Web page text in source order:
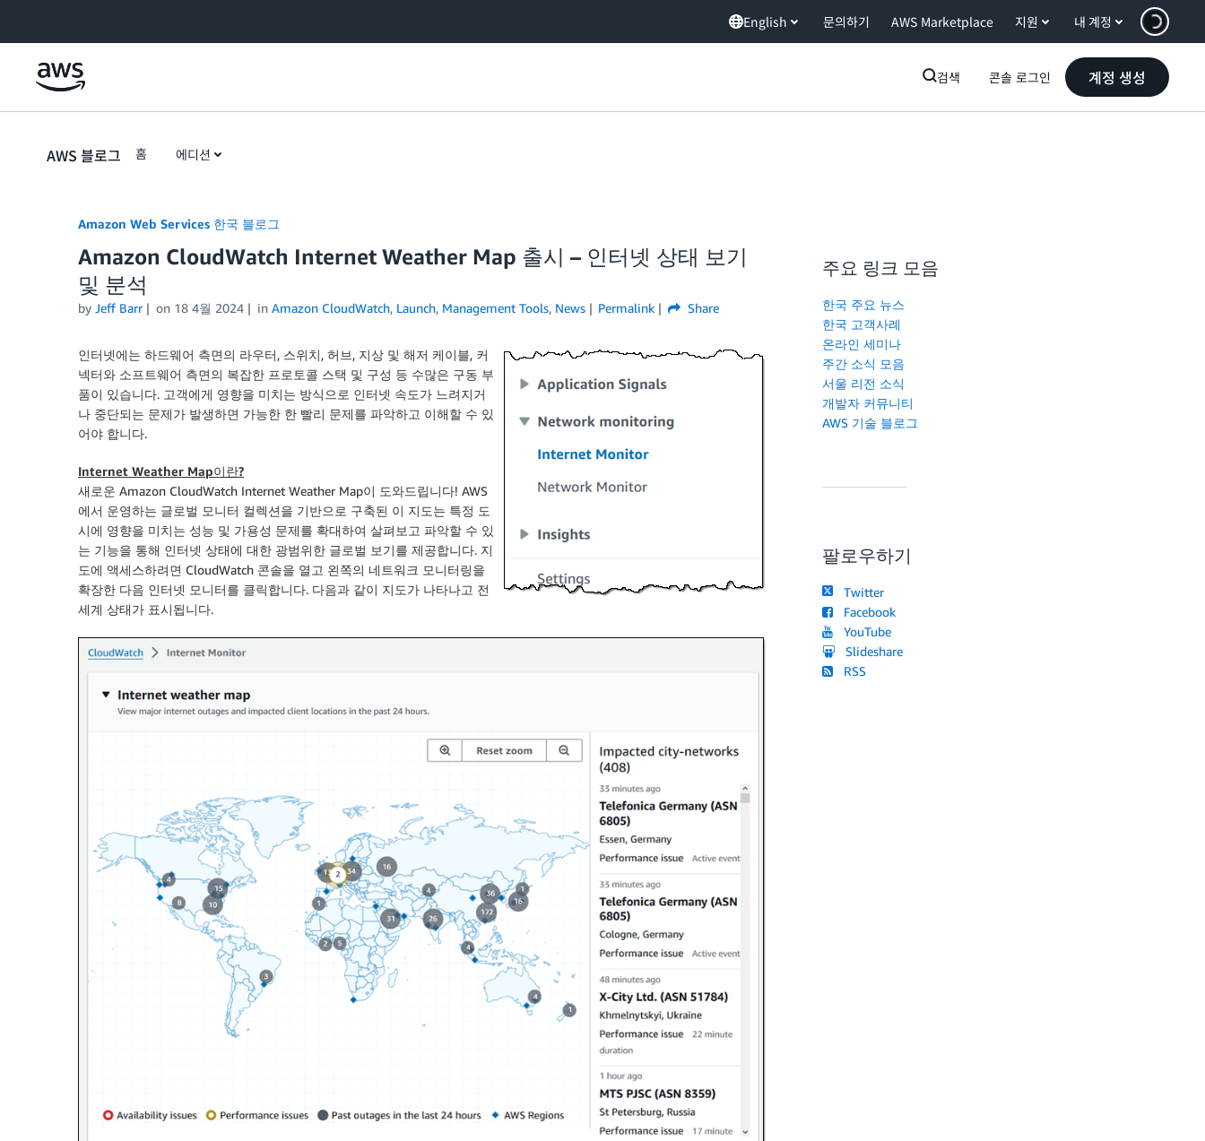
English 문의하기 AWS Marketplace 지원 내 계정
검색 콘솔 로그인 계정 생성
AWS 블로그 홈 에디션
Amazon Web Services 한국 블로그
Amazon CloudWatch Internet Weather Map 출시 – 인터넷 상태 보기
및 분석
by Jeff Barr on 18 4월 2024 in Amazon CloudWatch, Launch, Management Tools, News Permalink Share
인터넷에는 하드웨어 측면의 라우터, 스위치, 허브, 지상 및 해저 케이블, 커
넥터와 소프트웨어 측면의 복잡한 프로토콜 스택 및 구성 등 수많은 구동 부
품이 있습니다. 고객에게 영향을 미치는 방식으로 인터넷 속도가 느려지거
나 중단되는 문제가 발생하면 가능한 한 빨리 문제를 파악하고 이해할 수 있
어야 합니다.
Internet Weather Map이란?
새로운 Amazon CloudWatch Internet Weather Map이 도와드립니다! AWS
에서 운영하는 글로벌 모니터 컬렉션을 기반으로 구축된 이 지도는 특정 도
시에 영향을 미치는 성능 및 가용성 문제를 확대하여 살펴보고 파악할 수 있
는 기능을 통해 인터넷 상태에 대한 광범위한 글로벌 보기를 제공합니다. 지
도에 액세스하려면 CloudWatch 콘솔을 열고 왼쪽의 네트워크 모니터링을
확장한 다음 인터넷 모니터를 클릭합니다. 다음과 같이 지도가 나타나고 전
세계 상태가 표시됩니다.
주요 링크 모음
한국 주요 뉴스
한국 고객사례
온라인 세미나
주간 소식 모음
서울 리전 소식
개발자 커뮤니티
AWS 기술 블로그
팔로우하기
Twitter
Facebook
YouTube
Slideshare
RSS